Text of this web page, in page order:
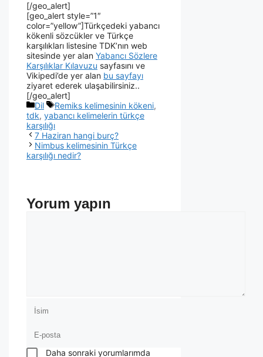
[/geo_alert]
[geo_alert style=”1″
color=”yellow”]Türkçedeki yabancı
kökenli sözcükler ve Türkçe
karşılıkları listesine TDK’nın web
sitesinde yer alan Yabancı Sözlere
Karşılıklar Kılavuzu sayfasını ve
Vikipedi’de yer alan bu sayfayı
ziyaret ederek ulaşabilirsiniz..
[/geo_alert]
Dil
Remiks kelimesinin kökeni,
tdk, yabancı kelimelerin türkçe
karşılığı
7 Haziran hangi burç?
Nimbus kelimesinin Türkçe
karşılığı nedir?
Yorum yapın
Daha sonraki yorumlarımda